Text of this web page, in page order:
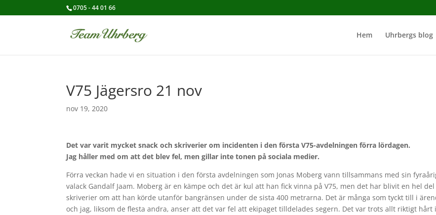
0705 - 44 01 66
Hem Uhrbergs blog
V75 Jägersro 21 nov
nov 19, 2020
Det var varit mycket snack och skriverier om incidenten i den första V75-avdelningen förra lördagen.
Jag håller med om att det blev fel, men gillar inte tonen på sociala medier.
Förra veckan hade vi en situation i den första avdelningen som Jonas Moberg vann tillsammans med sin
valack Gandalf Jaam. Moberg är en kämpe och det är kul att han fick vinna på V75, men det har blivit en hel del
skriverier om att han körde utanför bangränsen under de sista 400 metrarna. Det är många som tyckt till i
och jag, liksom de flesta andra, anser att det var fel att ekipaget tilldelades segern. Det var trots allt riktigt hårt